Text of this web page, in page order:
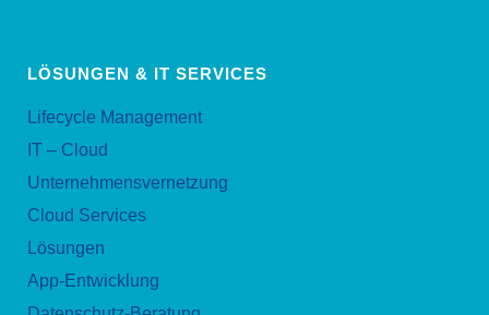
LÖSUNGEN & IT SERVICES
Lifecycle Management
IT – Cloud
Unternehmensvernetzung
Cloud Services
Lösungen
App-Entwicklung